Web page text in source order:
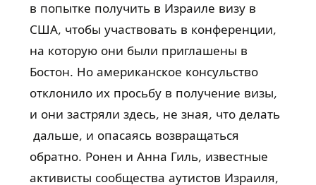
в попытке получить в Израиле визу в
США, чтобы участвовать в конференции,
на которую они были приглашены в
Бостон. Но американское консульство
отклонило их просьбу в получение визы,
и они застряли здесь, не зная, что делать
дальше, и опасаясь возвращаться
обратно. Ронен и Анна Гиль, известные
активисты сообщества аутистов Израиля,